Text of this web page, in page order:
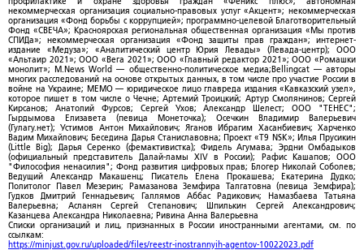
некоммерческая организация социально-правовых услуг «Акцент»; некоммерческая
организация «Фонд борьбы с коррупцией»; программно-целевой Благотворительный
Фонд «СВЕЧА»; Красноярская региональная общественная организация «Мы против
СПИДа»; некоммерческая организация «Фонд защиты прав граждан»; интернет-
издание «Медуза»; «Аналитический центр Юрия Левады» (Левада-центр); ООО
«Альтаир 2021»; ООО «Вега 2021»; ООО «Главный редактор 2021»; ООО «Ромашки
монолит»; M.News World — общественно-политическое медиа;Bellingcat — авторы
многих расследований на основе открытых данных, в том числе про участие России в
войне на Украине; МЕМО — юридическое лицо главреда издания «Кавказский узел»,
которое пишет в том числе о Чечне; Артемий Троицкий; Артур Смолянинов; Сергей
Кирсанов; Анатолий Фурсов; Сергей Ухов; Александр Шелест; ООО "ТЕНЕС";
Гырдымова Елизавета (певица Монеточка); Осечкин Владимир Валерьевич
(Гулагу.нет); Устимов Антон Михайлович; Яганов Ибрагим Хасанбиевич; Харченко
Вадим Михайлович; Беседина Дарья Станиславовна; Проект «T9 NSK»; Илья Прусикин
(Little Big); Дарья Серенко (фемактивистка); Фидель Агумава; Эрдни Омбадыков
(официальный представитель Далай-ламы XIV в России); Рафис Кашапов; ООО
"Философия ненасилия"; Фонд развития цифровых прав; Блогер Николай Соболев;
Ведущий Александр Макашенц; Писатель Елена Прокашева; Екатерина Дудко;
Политолог Павел Мезерин; Рамазанова Земфира Талгатовна (певица Земфира);
Гудков Дмитрий Геннадьевич; Галлямов Аббас Радикович; Намазбаева Татьяна
Валерьевна; Асланян Сергей Степанович; Шпилькин Сергей Александрович;
Казанцева Александра Николаевна; Ривина Анна Валерьевна
Списки организаций и лиц, признанных в России иностранными агентами, см. по
ссылкам:
https://minjust.gov.ru/uploaded/files/reestr-inostrannyih-agentov-10022023.pdf